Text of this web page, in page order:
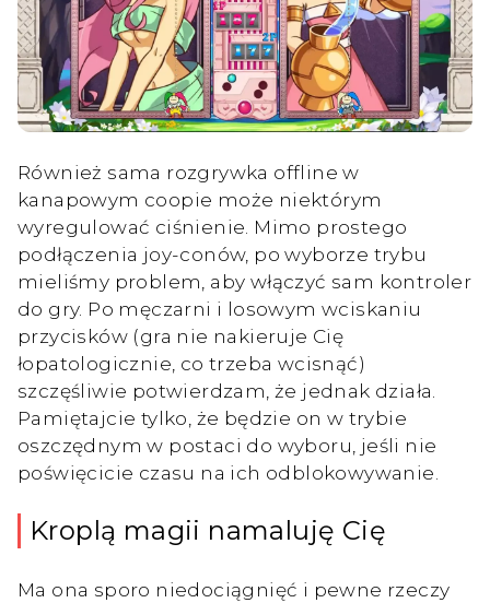
Również sama rozgrywka offline w
kanapowym coopie może niektórym
wyregulować ciśnienie. Mimo prostego
podłączenia joy-conów, po wyborze trybu
mieliśmy problem, aby włączyć sam kontroler
do gry. Po męczarni i losowym wciskaniu
przycisków (gra nie nakieruje Cię
łopatologicznie, co trzeba wcisnąć)
szczęśliwie potwierdzam, że jednak działa.
Pamiętajcie tylko, że będzie on w trybie
oszczędnym w postaci do wyboru, jeśli nie
poświęcicie czasu na ich odblokowywanie.
Kroplą magii namaluję Cię
Ma ona sporo niedociągnięć i pewne rzeczy